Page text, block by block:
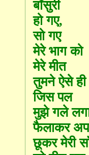
बाँसुरी
हो गए,
सो गए
मेरे भाग को
मेरे मीत
तुमने ऐसे ही
जिस पल
मुझे गले
फैलाकर
छूकर मेरी